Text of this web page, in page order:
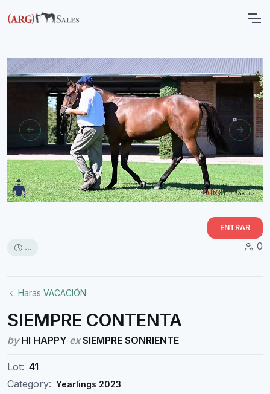
ENTRAR
... 0
Haras VACACIÓN
SIEMPRE CONTENTA
byHI HAPPY exSIEMPRE SONRIENTE
Lot: 41
Category: Yearlings 2023